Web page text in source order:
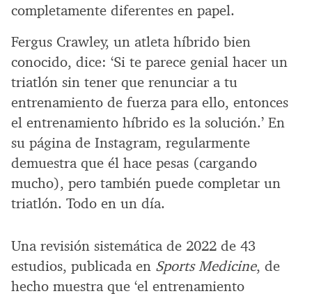
completamente diferentes en papel.
Fergus Crawley, un atleta híbrido bien
conocido, dice: ‘Si te parece genial hacer un
triatlón sin tener que renunciar a tu
entrenamiento de fuerza para ello, entonces
el entrenamiento híbrido es la solución.’ En
su página de Instagram, regularmente
demuestra que él hace pesas (cargando
mucho), pero también puede completar un
triatlón. Todo en un día.
Una revisión sistemática de 2022 de 43
estudios, publicada en Sports Medicine, de
hecho muestra que ‘el entrenamiento